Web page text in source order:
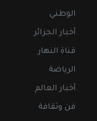
الوطني
أخبار الجزائر
قناة النهار
الرياضة
أخبار العالم
فن وثقافة